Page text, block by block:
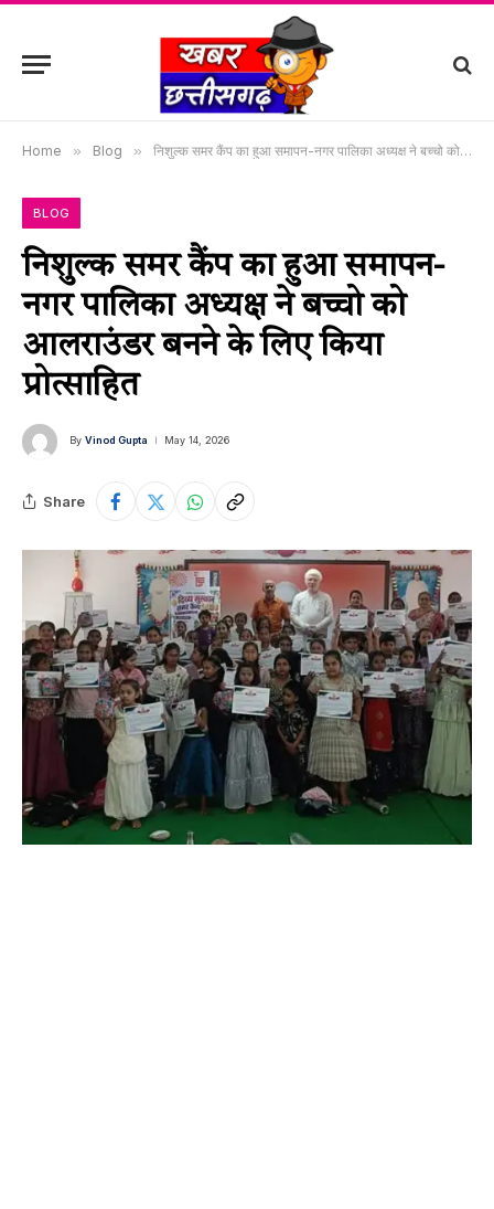
Home » Blog » निशुल्क समर कैंप का हुआ समापन-नगर पालिका अध्यक्ष ने बच्चो को आलराउंडर बनने के लिए किया प्रोत्साहित
BLOG
निशुल्क समर कैंप का हुआ समापन-
नगर पालिका अध्यक्ष ने बच्चो को
आलराउंडर बनने के लिए किया
प्रोत्साहित
By Vinod Gupta May 14, 2026
Share